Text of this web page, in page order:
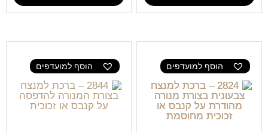
הוסף למועדפים הוסף למועדפים